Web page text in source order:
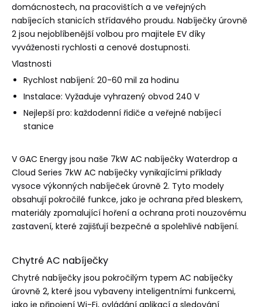
domácnostech, na pracovištích a ve veřejných
nabíjecích stanicích střídavého proudu. Nabíječky úrovně
2 jsou nejoblíbenější volbou pro majitele EV díky
vyváženosti rychlosti a cenové dostupnosti.
Vlastnosti
Rychlost nabíjení: 20-60 mil za hodinu
Instalace: Vyžaduje vyhrazený obvod 240 V
Nejlepší pro: každodenní řidiče a veřejné nabíjecí
stanice
V GAC Energy jsou naše 7kW AC nabíječky Waterdrop a
Cloud Series 7kW AC nabíječky vynikajícími příklady
vysoce výkonných nabíječek úrovně 2. Tyto modely
obsahují pokročilé funkce, jako je ochrana před bleskem,
materiály zpomalující hoření a ochrana proti nouzovému
zastavení, které zajišťují bezpečné a spolehlivé nabíjení.
Chytré AC nabíječky
Chytré nabíječky jsou pokročilým typem AC nabíječky
úrovně 2, které jsou vybaveny inteligentními funkcemi,
jako je připojení Wi-Fi, ovládání aplikací a sledování